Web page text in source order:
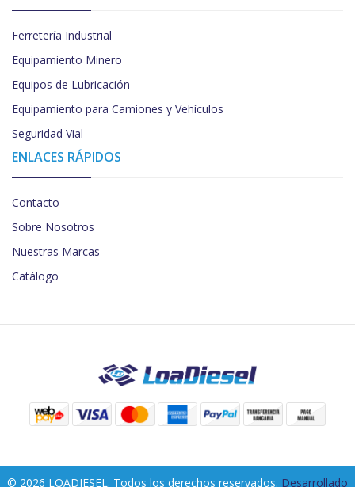
Ferretería Industrial
Equipamiento Minero
Equipos de Lubricación
Equipamiento para Camiones y Vehículos
Seguridad Vial
ENLACES RÁPIDOS
Contacto
Sobre Nosotros
Nuestras Marcas
Catálogo
© 2026 LOADIESEL. Todos los derechos reservados. Desarrollado